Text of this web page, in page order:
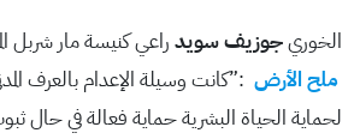
الخوريجوزيف سويد راعي كنيسة مار شربل
ملح الأرض :”كانت وسيلة الإعدام بالعرف
لحماية الحياة البشرية حماية فعالة في حال